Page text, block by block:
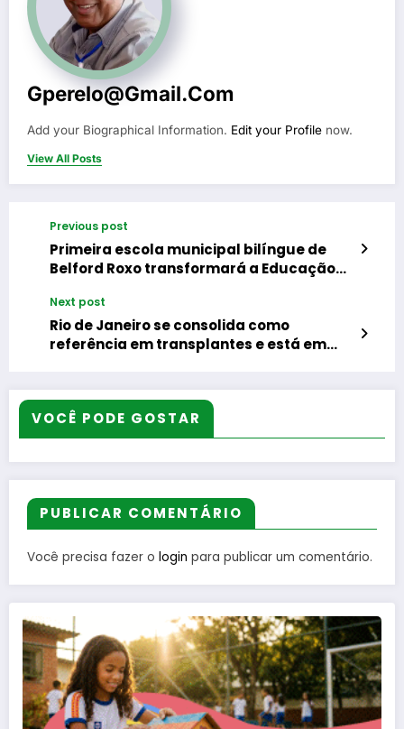
Gperelo@gmail.com
Add your Biographical Information. Edit your Profile now.
View All Posts
Previous post
Primeira escola municipal bilíngue de
Belford Roxo transformará a Educação
Next post
Rio de Janeiro se consolida como
referência em transplantes e está em
VOCÊ PODE GOSTAR
PUBLICAR COMENTÁRIO
Você precisa fazer o login para publicar um comentário.